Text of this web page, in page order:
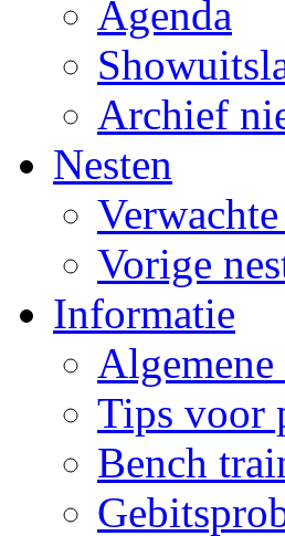
Agenda
Archief
Nesten
Vorige
Informatie
Tips voor
Bench